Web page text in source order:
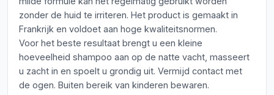
zonder de huid te irriteren. Het product is gemaakt in
Frankrijk en voldoet aan hoge kwaliteitsnormen.
Voor het beste resultaat brengt u een kleine
hoeveelheid shampoo aan op de natte vacht, masseert
u zacht in en spoelt u grondig uit. Vermijd contact met
de ogen. Buiten bereik van kinderen bewaren.